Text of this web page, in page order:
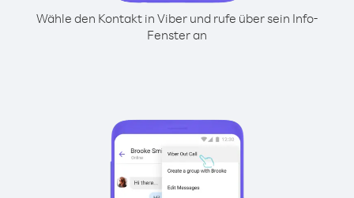
Wähle den Kontakt in Viber und rufe über sein Info-
Fenster an